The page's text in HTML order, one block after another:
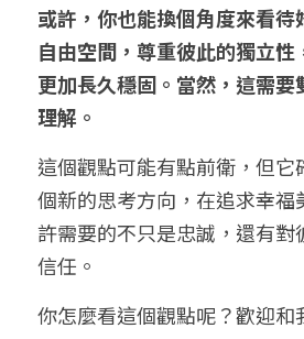
或許，你也能換個角度來看
自由空間，尊重彼此的獨立
更加長久穩固。當然，這需要
理解。
這個觀點可能有點前衛，但
個新的思考方向，在追求幸福
許需要的不只是忠誠，還有對
信任。
你怎麼看這個觀點呢？歡迎和